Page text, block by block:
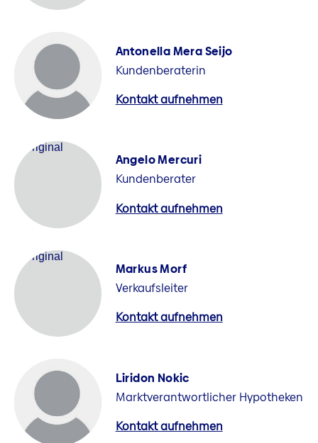
Antonella Mera Seijo
Kundenberaterin
Kontakt aufnehmen
Angelo Mercuri
Kundenberater
Kontakt aufnehmen
Markus Morf
Verkaufsleiter
Kontakt aufnehmen
Liridon Nokic
Marktverantwortlicher Hypotheken
Kontakt aufnehmen